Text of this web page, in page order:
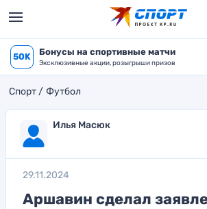
50K Бонусы на спортивные матчи
Эксклюзивные акции, розыгрыши призов
Спорт Футбол
Илья Масюк
29.11.2024
Аршавин сделал